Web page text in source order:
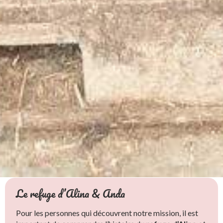
Le refuge d’Alina & Anda
Pour les personnes qui découvrent notre mission, il est
Les sauvetages
Adopter un Roumain du Refuge d’Alina et
Anda
L’adoption d’un animal du refuge roumain d’Alina et Anda
Nous aider